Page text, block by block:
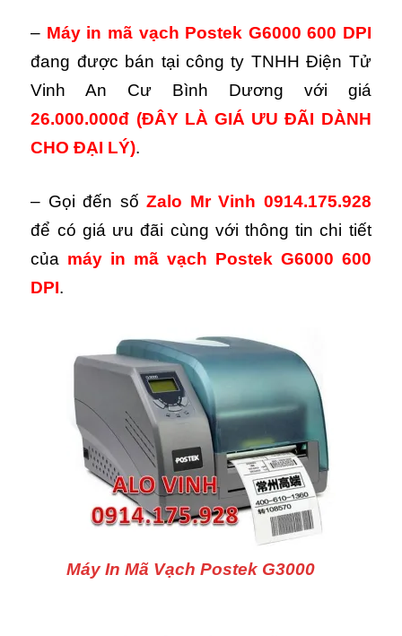
– Máy in mã vạch Postek G6000 600 DPI
đang được bán tại công ty TNHH Điện Tử
Vinh An Cư Bình Dương với giá
26.000.000đ (ĐÂY LÀ GIÁ ƯU ĐÃI DÀNH
CHO ĐẠI LÝ).
– Gọi đến sốZalo Mr Vinh 0914.175.928
để có giá ưu đãi cùng với thông tin chi tiết
của máy in mã vạch Postek G6000 600
DPI.
Máy In Mã Vạch Postek G3000